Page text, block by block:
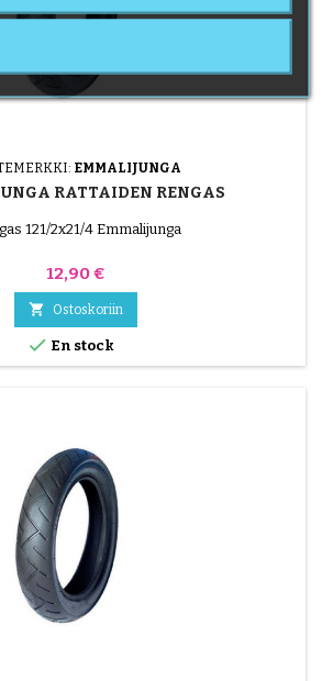
EMMALIJUNGA
RATTAIDEN RENGAS
121/2x21/4 Emmalijunga
Hinta
12,90 €
 Ostoskoriin
 En stock